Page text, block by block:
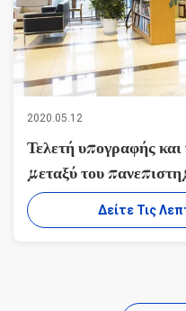
2020.05.12
Τελετή υπογραφής
μεταξύ του
υλικού κέντρου Ε&Α
ΥΛΙΚΏΝ
Δείτε Τις